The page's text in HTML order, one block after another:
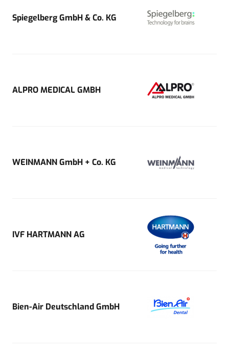
Spiegelberg GmbH & Co. KG
ALPRO MEDICAL GMBH
WEINMANN GmbH + Co. KG
IVF HARTMANN AG
Bien-Air Deutschland GmbH